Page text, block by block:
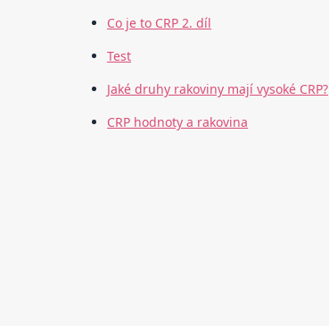
Co je to CRP 2. díl
Test
Jaké druhy rakoviny mají vysoké CRP?
CRP hodnoty a rakovina